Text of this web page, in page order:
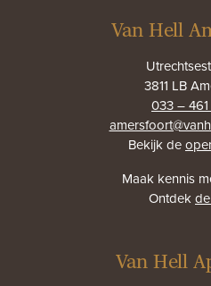
Van Hell
3811 LB
033 –
Bekijk de
Maak kennis
Ontdek
Van Hell